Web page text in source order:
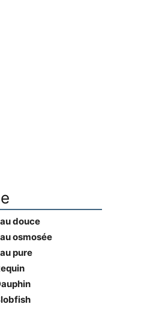
douce
osmosée
pure